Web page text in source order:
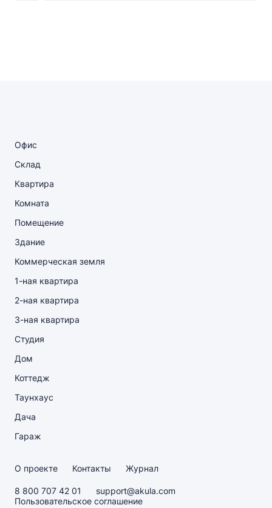
Офис
Склад
Квартира
Комната
Помещение
Здание
Коммерческая земля
1-ная квартира
2-ная квартира
3-ная квартира
Студия
Дом
Коттедж
Таунхаус
Дача
Гараж
О проекте Контакты Журнал
8 800 707 42 01
support@akula.com
Пользовательское соглашение